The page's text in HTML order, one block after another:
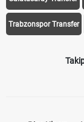
Galatasaray Transfer
Trabzonspor Transfer